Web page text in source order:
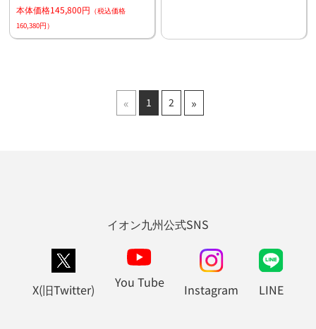
本体価格145,800円 （税込価格
160,380円）
« 1 2 »
イオン九州公式SNS
X(旧Twitter) You Tube Instagram LINE